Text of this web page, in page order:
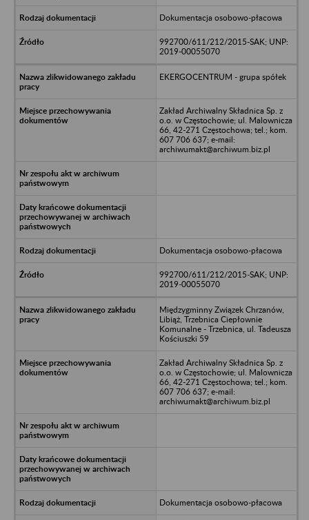
Dokumentacja osobowo-płacowa
992700/611/212/2015-SAK; UNP:
2019-00055070
EKERGOCENTRUM - grupa spółek
Zakład Archiwalny Składnica Sp. z
o.o. w Częstochowie; ul. Malownicza
66, 42-271 Częstochowa; tel.; kom.
607 706 637; e-mail:
archiwumakt@archiwum.biz.pl
Dokumentacja osobowo-płacowa
992700/611/212/2015-SAK; UNP:
2019-00055070
Międzygminny Związek Chrzanów,
Libiąż, Trzebnica Ciepłownie
Komunalne - Trzebnica, ul. Tadeusza
Kościuszki 59
Zakład Archiwalny Składnica Sp. z
o.o. w Częstochowie; ul. Malownicza
66, 42-271 Częstochowa; tel.; kom.
607 706 637; e-mail:
archiwumakt@archiwum.biz.pl
Dokumentacja osobowo-płacowa